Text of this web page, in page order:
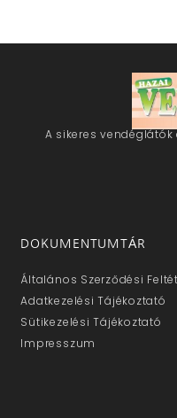
A sikeres
DOKUMENTUMTÁR
Általános Szerződési
Adatkezelési Tájékoztató
Sütikezelési Tájékoztató
Impresszum